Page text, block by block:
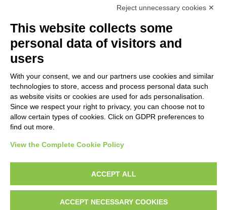
OBJECT
LOCATION
CENTURY
diritto d’autore, legge 22 aprile 1941 n. 633. I diritti degli autori, degli artisti e
dei fotografi che hanno realizzato le opere e le immagini, degli enti e delle
istituzioni che ne sono proprietari, sono riservati. Si vieta quindi la
Reject unnecessary cookies ✕
This website collects some
personal data of visitors and
users
With your consent, we and our partners use cookies and similar
technologies to store, access and process personal data such
as website visits or cookies are used for ads personalisation.
Since we respect your right to privacy, you can choose not to
allow certain types of cookies. Click on GDPR preferences to
find out more.
View the Complete Cookie Policy
ACCEPT ALL
ACCEPT NECESSARY COOKIES